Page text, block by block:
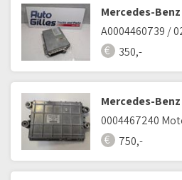
Mercedes-Benz
350,-
Mercedes-Benz
750,-